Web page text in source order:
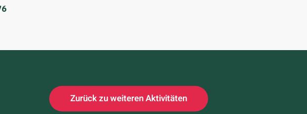
Zurück zu weiteren Aktivitäten